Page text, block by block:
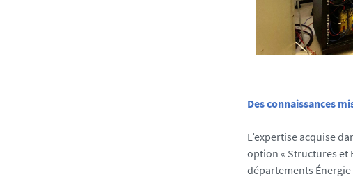
Des connaissances
L’expertise acquise
option « Structures et
départements Énergie